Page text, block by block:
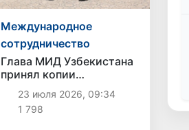
Международное
сотрудничество
Глава МИД Узбекистана
принял копии
верительных грамот
нового посла Пакистана
23 июля 2026, 09:34
1 798